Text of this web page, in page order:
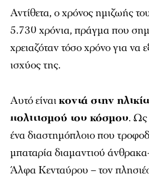
Αντίθετα, ο χρόνος ημιζωής
5.730 χρόνια, πράγμα που
χρειαζόταν τόσο χρόνο για να
ισχύος της.
Αυτό είναικοντά στην
πολιτισμού του κόσμου. Ως
ένα διαστημόπλοιο που
μπαταρία διαμαντιού
Άλφα Κενταύρου – τον